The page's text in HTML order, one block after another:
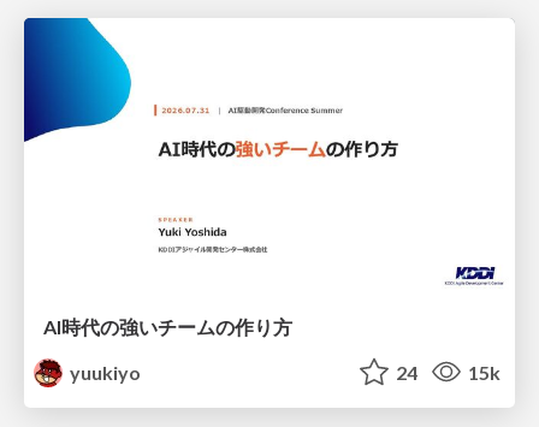
AI時代の強いチームの作り方
yuukiyo
24 15k